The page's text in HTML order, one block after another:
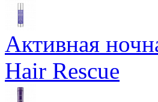
Активная
Hair Rescue